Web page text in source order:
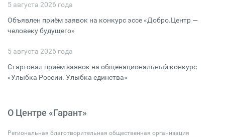
5 августа 2026 года
Объявлен приём заявок на конкурс эссе «Добро.Центр —
человеку будущего»
5 августа 2026 года
Стартовал приём заявок на общенациональный конкурс
«Улыбка России. Улыбка единства»
О Центре «Гарант»
Региональная благотворительная общественная организация